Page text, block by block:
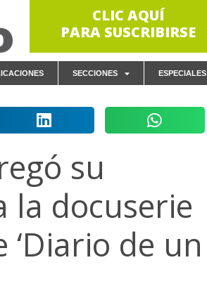
CLIC AQUÍ
PARA SUSCRIBIRSE
SECCIONES ESPECIALES
su
la docuserie
‘Diario de un